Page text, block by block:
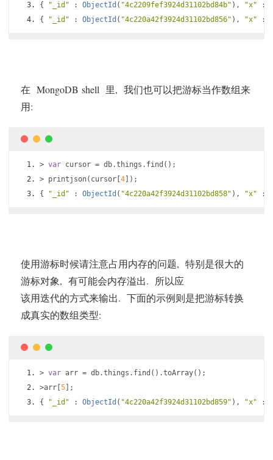
{ "_id" : ObjectId ( "4c2209fef3924d31102bd84b" ), "x" :
{
"_id" : ObjectId ( "4c220a42f3924d31102bd856" ), "x" :
在 MongoDB shell 里, 我们也可以把游标当作数组来
用:
> var cursor = db.things . find ();
> printjson( cursor 4 ]);
{
"_id" : ObjectId ( "4c220a42f3924d31102bd858" ), "x" :
使用游标时候请注意占用内存的问题, 特别是很大的
游标对象, 有可能会内存溢出. 所以应
该用迭代的方式来输出. 下面的示例则是把游标转换
成真实的数组类型:
> var arr = db.things . find ().toArray();
>arr 5 ];
{
"_id" : ObjectId ( "4c220a42f3924d31102bd859" ), "x" :